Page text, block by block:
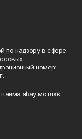
по надзору в сфере
номер:
яһау мотлаҡ.